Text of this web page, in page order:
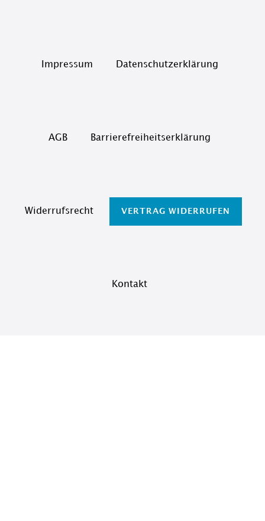
Impressum Daten­schutz­erklärung
AGB Barrierefreiheitserklärung
Widerrufs­recht VERTRAG WIDERRUFEN
Kontakt